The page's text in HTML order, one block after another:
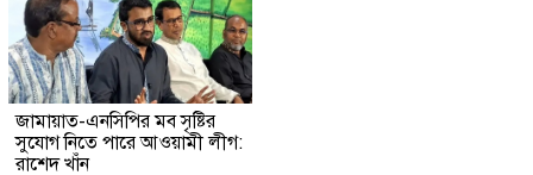
জামায়াত-এনসিপির মব সৃষ্টির
সুযোগ নিতে পারে আওয়ামী লীগ:
রাশেদ খাঁন